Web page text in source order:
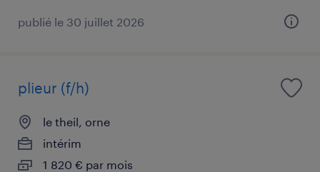
publié le 30 juillet 2026
plieur (f/h)
le theil, orne
intérim
1 820 € par mois